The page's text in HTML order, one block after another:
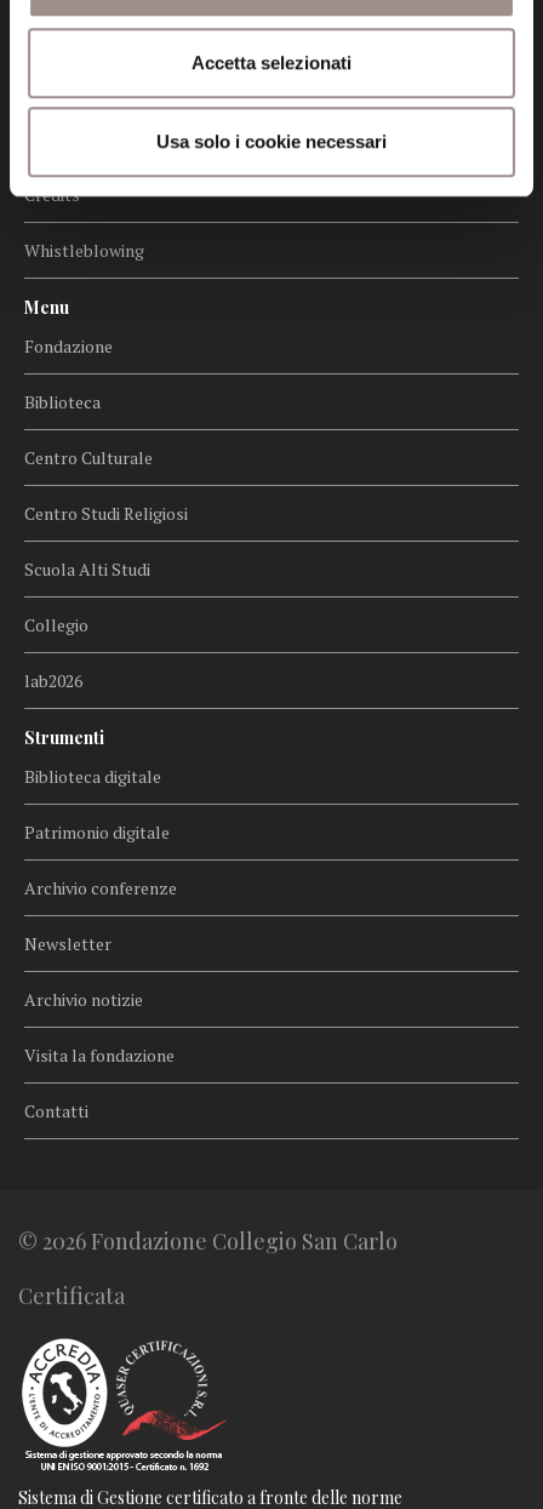
Accetta selezionati
Usa solo i cookie necessari
Certificazioni
Credits
Whistleblowing
Menu
Fondazione
Biblioteca
Centro Culturale
Centro Studi Religiosi
Scuola Alti Studi
Collegio
lab2026
Strumenti
Biblioteca digitale
Patrimonio digitale
Archivio conferenze
Newsletter
Archivio notizie
Visita la fondazione
Contatti
© 2026 Fondazione Collegio San Carlo
Certificata
Sistema di Gestione certificato a fronte delle norme